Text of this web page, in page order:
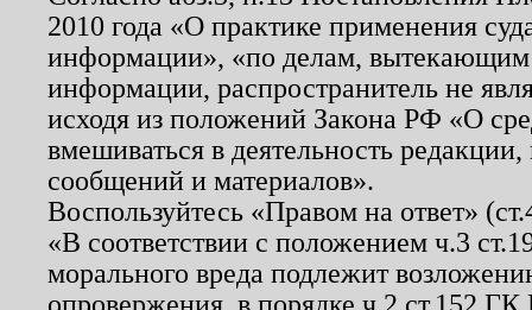
2010 года «О практике применения
информации», «по делам, вытекающим
информации, распространитель не
исходя из положений Закона РФ «О
вмешиваться в деятельность
сообщений и материалов».
Воспользуйтесь «Правом на ответ»
«В соответствии с положением ч.3
морального вреда подлежит
опровержения, в порядке ч.2 ст.152